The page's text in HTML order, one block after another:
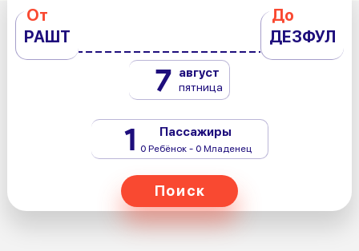
От
РАШТ
До
ДЕЗФУЛ
7 август
пятница
1 Пассажиры
0 Ребёнок - 0 Младенец
Поиск